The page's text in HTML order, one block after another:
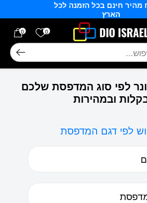
מהיר חינם בכל הזמנה לכל
הארץ
0 הרשימה
0
לפי סוג המדפסת שלכם
ובמהירות
לפי דגם המדפסת